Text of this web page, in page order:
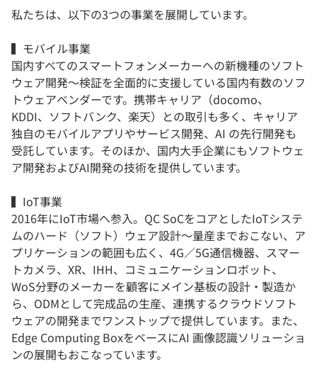
私たちは、以下の3つの事業を展開しています。
▍モバイル事業
国内すべてのスマートフォンメーカーへの新機種のソフト
ウェア開発～検証を全面的に支援している国内有数のソフ
トウェアベンダーです。携帯キャリア（docomo、
KDDI、ソフトバンク、楽天）との取引も多く、キャリア
独自のモバイルアプリやサービス開発、AI の先行開発も
受託しています。そのほか、国内大手企業にもソフトウェ
ア開発およびAI開発の技術を提供しています。
▍IoT事業
2016年にIoT市場へ参入。QC SoCをコアとしたIoTシステ
ムのハード（ソフト）ウェア設計～量産までおこない、ア
プリケーションの範囲も広く、4G／5G通信機器、スマー
トカメラ、XR、IHH、コミュニケーションロボット、
WoS分野のメーカーを顧客にメイン基板の設計・製造か
ら、ODMとして完成品の生産、連携するクラウドソフト
ウェアの開発までワンストップで提供しています。また、
Edge Computing BoxをベースにAI 画像認識ソリューショ
ンの展開もおこなっています。